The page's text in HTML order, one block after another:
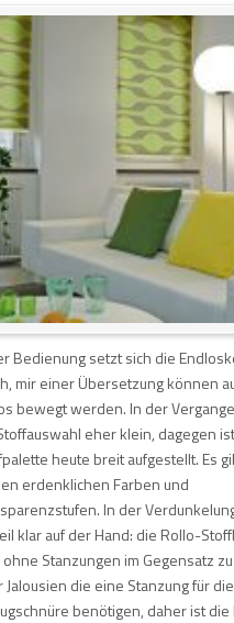
Bedienung setzt sich die
mir einer Übersetzung können
bewegt werden. In der
eher klein, dagegen
heute breit aufgestellt. Es
erdenklichen Farben und
In der
klar auf der Hand: die Rollo-
Stanzungen im Gegensatz
Jalousien die eine Stanzung für die
benötigen, daher ist die